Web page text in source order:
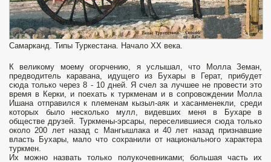
Самарканд. Типы Туркестана. Начало XX века.
К великому моему огорчению, я услышал, что Молла Земан,
предводитель каравана, идущего из Бухары в Герат, прибудет
сюда только через 8 - 10 дней. Я счел за лучшее не провести это
время в Керки, и поехать к туркменам и в сопровождении Молла
Ишана отправился к племенам кызыл-аяк и хасанменекли, среди
которых было несколько мулл, видевших меня в Бухаре в
обществе друзей. Туркмены-эрсары, переселившиеся сюда только
около 200 лет назад с Мангышлака и 40 лет назад признавшие
власть Бухары, мало что сохранили от националь­ного характера
туркмен.
Их можно назвать только полуко­чевниками; большая часть их